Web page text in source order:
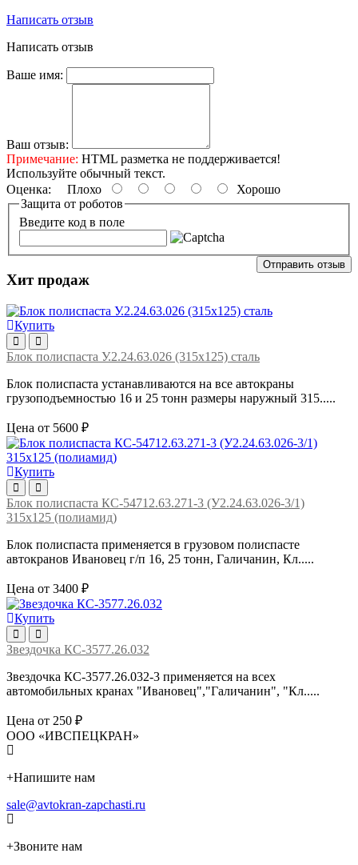
Написать отзыв
Написать отзыв
Ваше имя:
Ваш отзыв:
Примечание: HTML разметка не поддерживается!
Используйте обычный текст.
Оценка: Плохо
Хорошо
Защита от роботов
Введите код в поле
Отправить отзыв
Хит продаж
Купить
Блок полиспаста У.2.24.63.026 (315х125) сталь
Блок полиспаста устанавливаются на все автокраны
грузоподъемностью 16 и 25 тонн размеры наружный 315.....
Цена от 5600 ₽
Купить
Блок полиспаста КС-54712.63.271-3 (У2.24.63.026-3/1)
315х125 (полиамид)
Блок полиспаста применяется в грузовом полиспасте
автокранов Ивановец г/п 16, 25 тонн, Галичанин, Кл.....
Цена от 3400 ₽
Купить
Звездочка КС-3577.26.032
Звездочка КС-3577.26.032-3 применяется на всех
автомобильных кранах "Ивановец","Галичанин", "Кл.....
Цена от 250 ₽
ООО «ИВСПЕЦКРАН»
+Напишите нам
sale@avtokran-zapchasti.ru
+Звоните нам